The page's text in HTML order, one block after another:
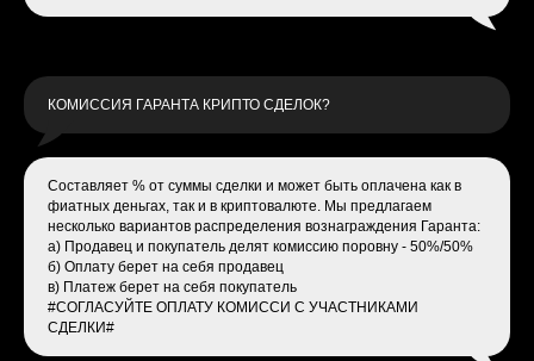
КОМИССИЯ ГАРАНТА КРИПТО СДЕЛОК?
Составляет % от суммы сделки и может быть оплачена как в
фиатных деньгах, так и в криптовалюте. Мы предлагаем
несколько вариантов распределения вознаграждения Гаранта:
а) Продавец и покупатель делят комиссию поровну - 50%/50%
б) Оплату берет на себя продавец
в) Платеж берет на себя покупатель
#СОГЛАСУЙТЕ ОПЛАТУ КОМИССИ С УЧАСТНИКАМИ
СДЕЛКИ#